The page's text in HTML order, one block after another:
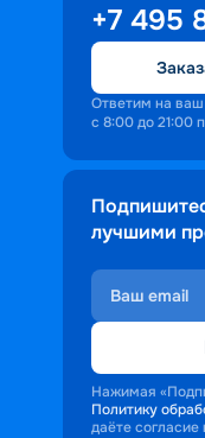
+7 495
Ответим на
с 8:00 до 21:00
лучшими
Нажимая
Политику
даёте